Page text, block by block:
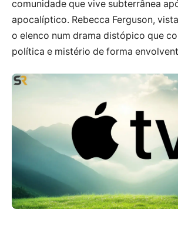
comunidade que vive subterrânea
apocalíptico. Rebecca Ferguson,
o elenco num drama distópico que
política e mistério de forma